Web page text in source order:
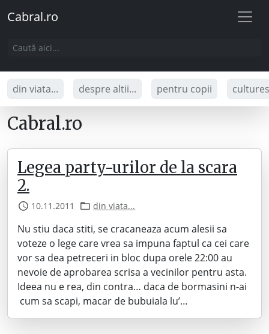
Cabral.ro
din viata... despre altii... pentru copii
Cabral.ro
Legea party-urilor de la scara
2.
10.11.2011 din viata...
Nu stiu daca stiti, se cracaneaza acum alesii sa
voteze o lege care vrea sa impuna faptul ca cei care
vor sa dea petreceri in bloc dupa orele 22:00 au
nevoie de aprobarea scrisa a vecinilor pentru asta.
Ideea nu e rea, din contra… daca de bormasini n-ai
cum sa scapi, macar de bubuiala lu’…